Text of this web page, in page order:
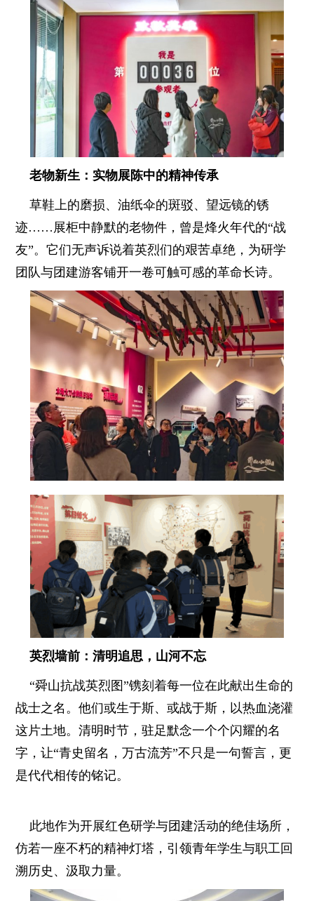
老物新生：实物展陈中的精神传承
草鞋上的磨损、油纸伞的斑驳、望远镜的锈
迹……展柜中静默的老物件，曾是烽火年代的“战
友”。它们无声诉说着英烈们的艰苦卓绝，为研学
团队与团建游客铺开一卷可触可感的革命长诗。
英烈墙前：清明追思，山河不忘
“舜山抗战英烈图”镌刻着每一位在此献出生命的
战士之名。他们或生于斯、或战于斯，以热血浇灌
这片土地。清明时节，驻足默念一个个闪耀的名
字，让“青史留名，万古流芳”不只是一句誓言，更
是代代相传的铭记。
此地作为开展红色研学与团建活动的绝佳场所，
仿若一座不朽的精神灯塔，引领青年学生与职工回
溯历史、汲取力量。